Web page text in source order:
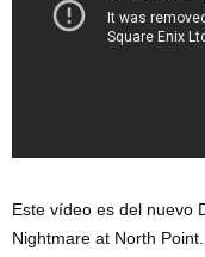
Este vídeo es del nuevo
Nightmare at North Point.